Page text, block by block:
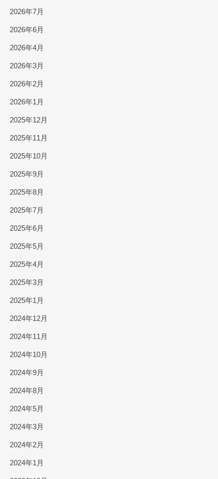
2026年7月
2026年6月
2026年4月
2026年3月
2026年2月
2026年1月
2025年12月
2025年11月
2025年10月
2025年9月
2025年8月
2025年7月
2025年6月
2025年5月
2025年4月
2025年3月
2025年1月
2024年12月
2024年11月
2024年10月
2024年9月
2024年8月
2024年5月
2024年3月
2024年2月
2024年1月